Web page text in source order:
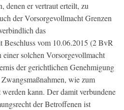
denen er vertraut erteilt, zu
der Vorsorgevollmacht Grenzen
das
Beschluss vom 10.06.2015 (2 BvR
einer solchen Vorsorgevollmacht
der gerichtlichen Genehmigung
wie zum
kann. Der damit verbundene
der Betroffenen ist